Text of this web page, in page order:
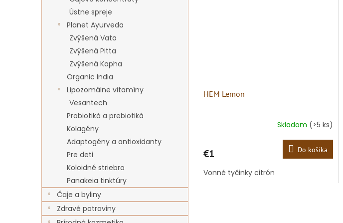
Ústne spreje
Planet Ayurveda
Zvýšená Vata
Zvýšená Pitta
Zvýšená Kapha
Organic India
Lipozomálne vitamíny
Vesantech
Probiotiká a prebiotiká
Kolagény
Adaptogény a antioxidanty
Pre deti
Koloidné striebro
Panakeia tinktúry
Čaje a byliny
Zdravé potraviny
HEM Lemon
Skladom (>5 ks)
€1 Do košíka
Vonné tyčinky citrón